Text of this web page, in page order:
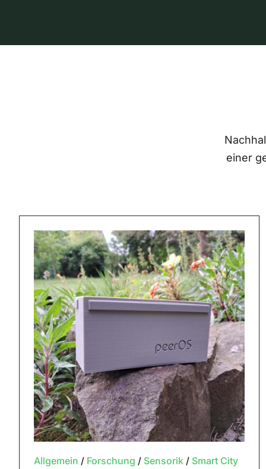
einer
Allgemein / Forschung / Sensorik/ Smart City